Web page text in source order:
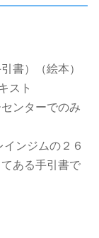
書）（絵本）
スト
ンターでのみ
ンジムの２６
ある手引書で